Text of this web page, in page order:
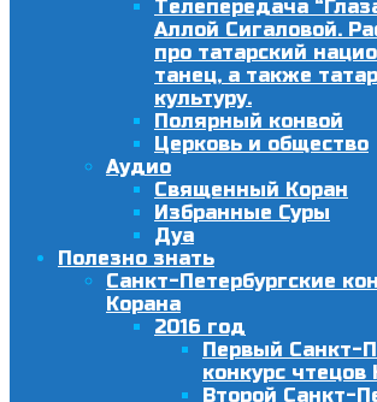
Телепередача
Аллой Сигаловой.
про татарский
танец, а также
культуру.
Полярный конвой
Церковь и общество
Аудио
Священный Коран
Избранные Суры
Дуа
Полезно знать
Санкт-Петербургские
Корана
2016 год
Первый Санкт-
конкурс чтецов
Второй Санкт-